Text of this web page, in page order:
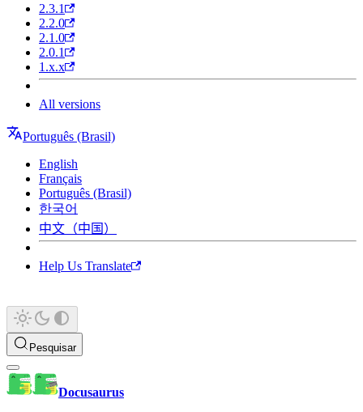
2.3.1
2.2.0
2.1.0
2.0.1
1.x.x
All versions
Português (Brasil)
English
Français
Português (Brasil)
한국어
中文（中国）
Help Us Translate
Pesquisar
Docusaurus